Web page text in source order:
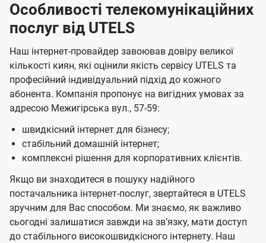
Особливості телекомунікаційних
послуг від UTELS
Наш інтернет-провайдер завоював довіру великої
кількості киян, які оцінили якість сервісу UTELS та
професійний індивідуальний підхід до кожного
абонента. Компанія пропонує на вигідних умовах за
адресою Межигірська вул., 57-59:
швидкісний інтернет для бізнесу;
стабільний домашній інтернет;
комплексні рішення для корпоративних клієнтів.
Якщо ви знаходитеся в пошуку надійного
постачальника інтернет-послуг, звертайтеся в UTELS
зручним для Вас способом. Ми знаємо, як важливо
сьогодні залишатися завжди на звʼязку, мати доступ
до стабільного високошвидкісного інтернету. Наш